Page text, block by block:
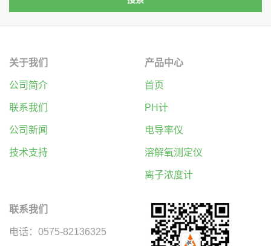
关于我们
公司简介
联系我们
公司新闻
技术支持
产品中心
首页
PH计
电导率仪
溶解氧测定仪
离子浓度计
联系我们
电话：0575-82136325